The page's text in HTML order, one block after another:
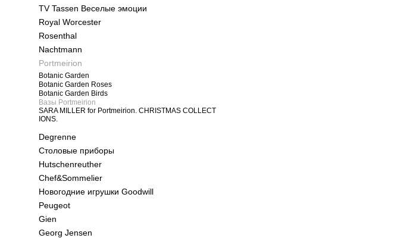
TV Tassen Веселые эмоции
Royal Worcester
Rosenthal
Nachtmann
Portmeirion
Botanic Garden
Botanic Garden Roses
Botanic Garden Birds
Вазы Portmeirion
SARA MILLER for Portmeirion. CHRISTMAS COLLECT
IONS.
Degrenne
Столовые приборы
Hutschenreuther
Chef&Sommelier
Новогодние игрушки Goodwill
Peugeot
Gien
Georg Jensen